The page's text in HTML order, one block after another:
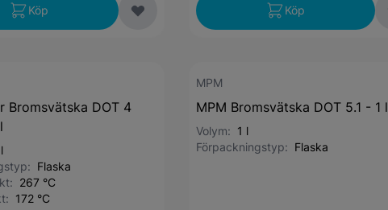
Köp Köp
Bromsvätska DOT 4
Flaska
267 °C
172 °C
MPM
MPM Bromsvätska DOT 5.1 - 1 l
Volym: 1 l
Förpackningstyp: Flaska